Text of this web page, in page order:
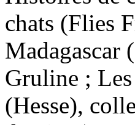
chats (Flies
Madagascar
Gruline ;
(Hesse),